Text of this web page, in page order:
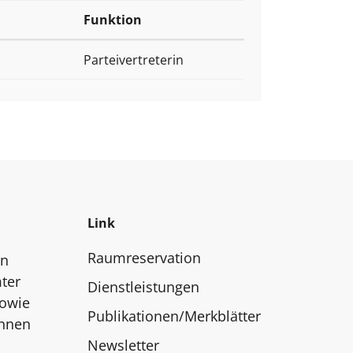
Funktion
Parteivertreterin
Link
Raumreservation
Dienstleistungen
Publikationen/Merkblätter
Newsletter